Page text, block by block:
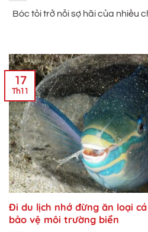
Bóc tỏi trở nỗi sợ hãi của nhiều
Đi du lịch nhớ đừng ăn loại
bảo vệ môi trường biển
17
Th11